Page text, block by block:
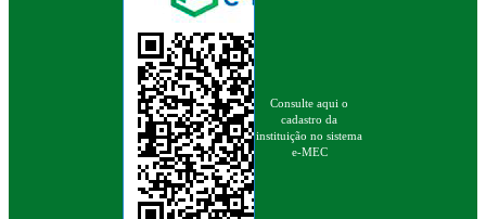
Consulte aqui o
cadastro da
instituição no sistema
e-MEC